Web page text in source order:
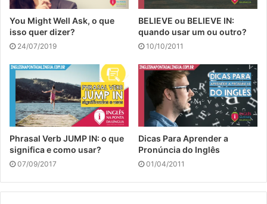
You Might Well Ask, o que
isso quer dizer?
24/07/2019
BELIEVE ou BELIEVE IN:
quando usar um ou outro?
10/10/2011
Phrasal Verb JUMP IN: o que
significa e como usar?
07/09/2017
Dicas Para Aprender a
Pronúncia do Inglês
01/04/2011